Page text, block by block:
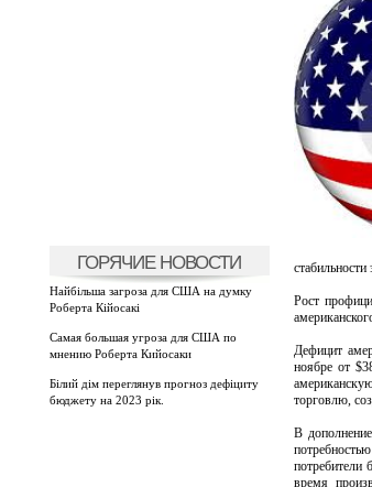
ГОРЯЧИЕ НОВОСТИ
Найбільша загроза для США на думку
Роберта Кійосакі
Самая большая угроза для США по
мнению Роберта Кийосаки
Білий дім переглянув прогноз дефіциту
бюджету на 2023 рік.
Рост
Дефицит
ноябре от
торговлю,
В
потребители
время